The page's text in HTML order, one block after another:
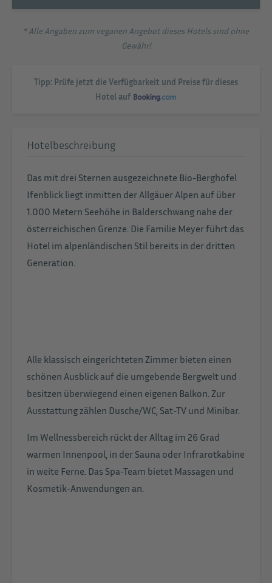
* Alle Angaben zum veganen Angebot dieses Hotels sind ohne
Gewähr!
Tipp: Prüfe jetzt die Verfügbarkeit und Preise für dieses
Hotel auf
Hotelbeschreibung
Das mit drei Sternen ausgezeichnete Bio-Berghofel
Ifenblick liegt inmitten der Allgäuer Alpen auf über
1.000 Metern Seehöhe in Balderschwang nahe der
österreichischen Grenze. Die Familie Meyer führt das
Hotel im alpenländischen Stil bereits in der dritten
Generation.
Alle klassisch eingerichteten Zimmer bieten einen
schönen Ausblick auf die umgebende Bergwelt und
besitzen überwiegend einen eigenen Balkon. Zur
Ausstattung zählen Dusche/WC, Sat-TV und Minibar.
Im Wellnessbereich rückt der Alltag im 26 Grad
warmen Innenpool, in der Sauna oder Infrarotkabine
in weite Ferne. Das Spa-Team bietet Massagen und
Kosmetik-Anwendungen an.